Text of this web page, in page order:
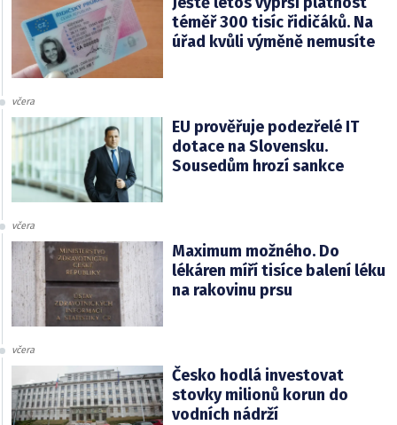
téměř 300 tisíc řidičáků. Na
úřad kvůli výměně nemusíte
včera
EU prověřuje podezřelé IT
dotace na Slovensku.
Sousedům hrozí sankce
včera
Maximum možného. Do
lékáren míří tisíce balení léku
na rakovinu prsu
včera
Česko hodlá investovat
stovky milionů korun do
vodních nádrží